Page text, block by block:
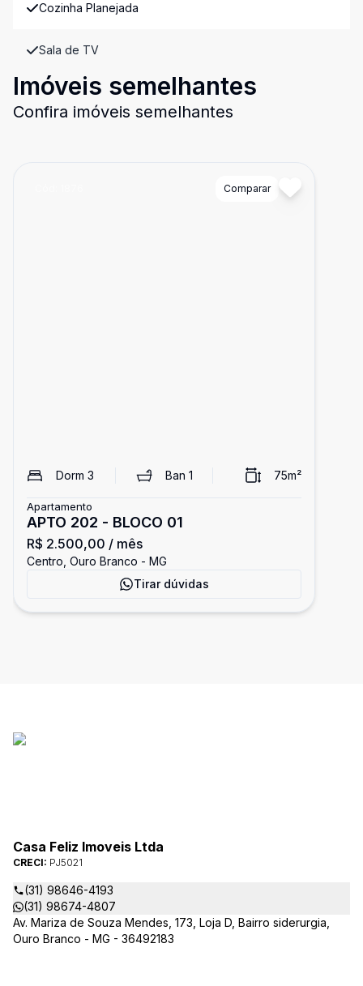
Cozinha Planejada
Sala de TV
Imóveis semelhantes
Confira imóveis semelhantes
Comparar
Dorm 3 Ban 1 75m²
Apartamento
APTO 202 - BLOCO 01
R$ 2.500,00 / mês
Centro, Ouro Branco - MG
Tirar dúvidas
Casa Feliz Imoveis Ltda
CRECI: PJ5021
(31) 98646-4193
(31) 98674-4807
Av. Mariza de Souza Mendes, 173, Loja D, Bairro siderurgia,
Ouro Branco - MG - 36492183